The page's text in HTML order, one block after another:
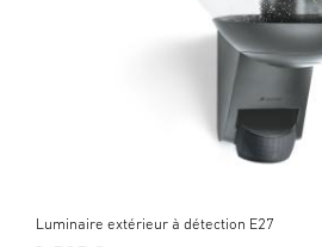
Luminaire extérieur à détection E27